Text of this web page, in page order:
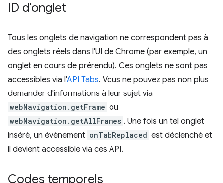
ID d'onglet
Tous les onglets de navigation ne correspondent pas à
des onglets réels dans l'UI de Chrome (par exemple, un
onglet en cours de prérendu). Ces onglets ne sont pas
accessibles via l'API Tabs. Vous ne pouvez pas non plus
demander d'informations à leur sujet via
webNavigation.getFrame ou
webNavigation.getAllFrames . Une fois un tel onglet
inséré, un événement onTabReplaced est déclenché et
il devient accessible via ces API.
Codes temporels